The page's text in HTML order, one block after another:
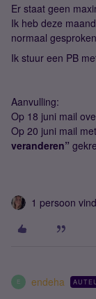
Er staat geen
Ik heb deze
normaal
Ik stuur een PB
Aanvulling:
Op 18 juni mail
Op 20 juni mail
veranderen”
1 persoon
E endeha